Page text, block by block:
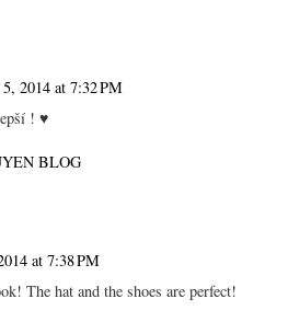
2014 at 7:32 PM
! ♥
BLOG
at 7:38 PM
The hat and the shoes are perfect!